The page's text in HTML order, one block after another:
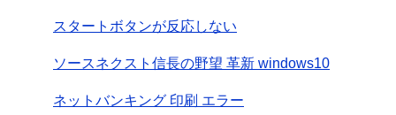
スタートボタンが反応しない
ソースネクスト信長の野望 革新 windows10
ネットバンキング 印刷 エラー